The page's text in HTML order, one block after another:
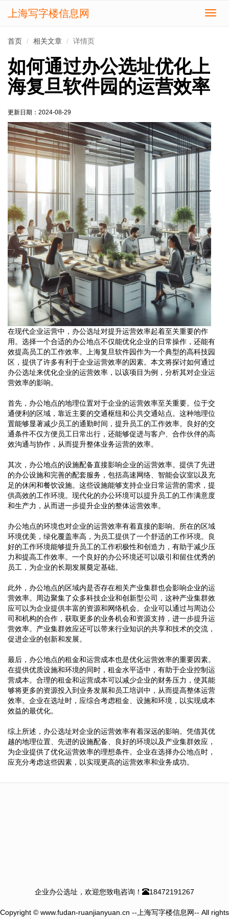
切
上海写字楼信息网
首页 相关文章 详情页
如何通过办公选址优化上
海复旦软件园的运营效率
更新日期：2024-08-29
在现代企业运营中，办公选址对提升运营效率起着至关重要的作
用。选择一个合适的办公地点不仅能优化企业的日常操作，还能有
效提高员工的工作效率。上海复旦软件园作为一个典型的高科技园
区，提供了许多有利于企业运营效率的因素。本文将探讨如何通过
办公选址来优化企业的运营效率，以该项目为例，分析其对企业运
营效率的影响。
首先，办公地点的地理位置对于企业的运营效率至关重要。位于交
通便利的区域，靠近主要的交通枢纽和公共交通站点。这种地理位
置能够显著减少员工的通勤时间，提升员工的工作效率。良好的交
通条件不仅方便员工日常出行，还能够促进与客户、合作伙伴的高
效沟通与协作，从而提升整体业务运营的效率。
其次，办公地点的设施配备直接影响企业的运营效率。提供了先进
的办公设施和完善的配套服务，包括高速网络、智能会议室以及充
足的休闲和餐饮设施。这些设施能够支持企业日常运营的需求，提
供高效的工作环境。现代化的办公环境可以提升员工的工作满意度
和生产力，从而进一步提升企业的整体运营效率。
办公地点的环境也对企业的运营效率有着直接的影响。所在的区域
环境优美，绿化覆盖率高，为员工提供了一个舒适的工作环境。良
好的工作环境能够提升员工的工作积极性和创造力，有助于减少压
力和提高工作效率。一个良好的办公环境还可以吸引和留住优秀的
员工，为企业的长期发展奠定基础。
此外，办公地点的区域内是否存在相关产业集群也会影响企业的运
营效率。周边聚集了众多科技企业和创新型公司，这种产业集群效
应可以为企业提供丰富的资源和网络机会。企业可以通过与周边公
司和机构的合作，获取更多的业务机会和资源支持，进一步提升运
营效率。产业集群效应还可以带来行业知识的共享和技术的交流，
促进企业的创新和发展。
最后，办公地点的租金和运营成本也是优化运营效率的重要因素。
在提供优质设施和环境的同时，租金水平适中，有助于企业控制运
营成本。合理的租金和运营成本可以减少企业的财务压力，使其能
够将更多的资源投入到业务发展和员工培训中，从而提高整体运营
效率。企业在选址时，应综合考虑租金、设施和环境，以实现成本
效益的最优化。
综上所述，办公选址对企业的运营效率有着深远的影响。凭借其优
越的地理位置、先进的设施配备、良好的环境以及产业集群效应，
为企业提供了优化运营效率的理想条件。企业在选择办公地点时，
应充分考虑这些因素，以实现更高的运营效率和业务成功。
企业办公选址，欢迎您致电咨询！ 18472191267
Copyright © www.fudan-ruanjianyuan.cn --上海写字楼信息网-- All rights